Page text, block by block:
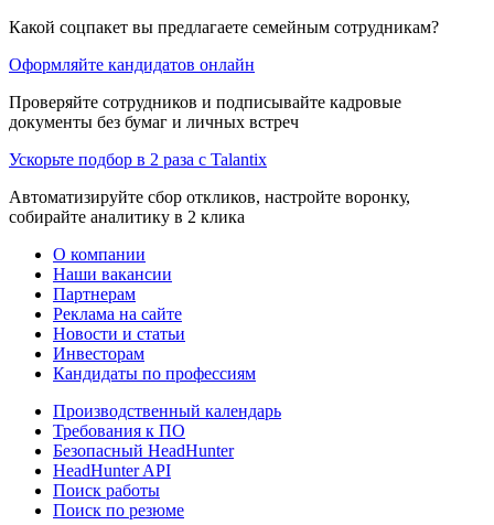
Какой соцпакет вы предлагаете семейным сотрудникам?
Оформляйте кандидатов онлайн
Проверяйте сотрудников и подписывайте кадровые
документы без бумаг и личных встреч
Ускорьте подбор в 2 раза с Talantix
Автоматизируйте сбор откликов, настройте воронку,
собирайте аналитику в 2 клика
О компании
Наши вакансии
Партнерам
Реклама на сайте
Новости и статьи
Инвесторам
Кандидаты по профессиям
Производственный календарь
Требования к ПО
Безопасный HeadHunter
HeadHunter API
Поиск работы
Поиск по резюме